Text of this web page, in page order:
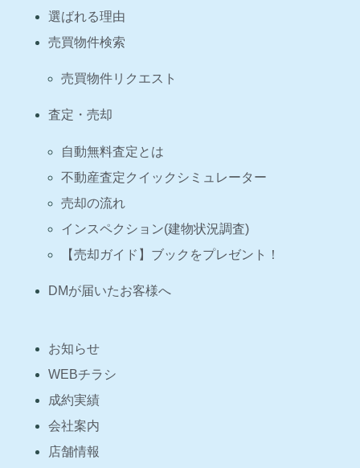
選ばれる理由
売買物件検索
売買物件リクエスト
査定・売却
自動無料査定とは
不動産査定クイックシミュレーター
売却の流れ
インスペクション(建物状況調査)
【売却ガイド】ブックをプレゼント！
DMが届いたお客様へ
お知らせ
WEBチラシ
成約実績
会社案内
店舗情報